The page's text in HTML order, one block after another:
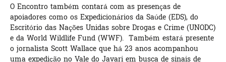
O Encontro também contará com as presenças de
apoiadores como os Expedicionários da Saúde (EDS), do
Escritório das Nações Unidas sobre Drogas e Crime (UNODC)
e da World Wildlife Fund (WWF). Também estará presente
o jornalista Scott Wallace que há 23 anos acompanhou
uma expedição no Vale do Javari em busca de sinais de